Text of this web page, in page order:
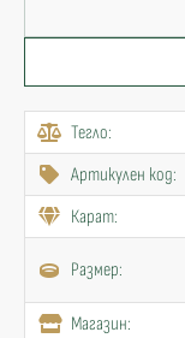
Тегло:
Артикулен код:
Карат:
Размер:
Mагазин: